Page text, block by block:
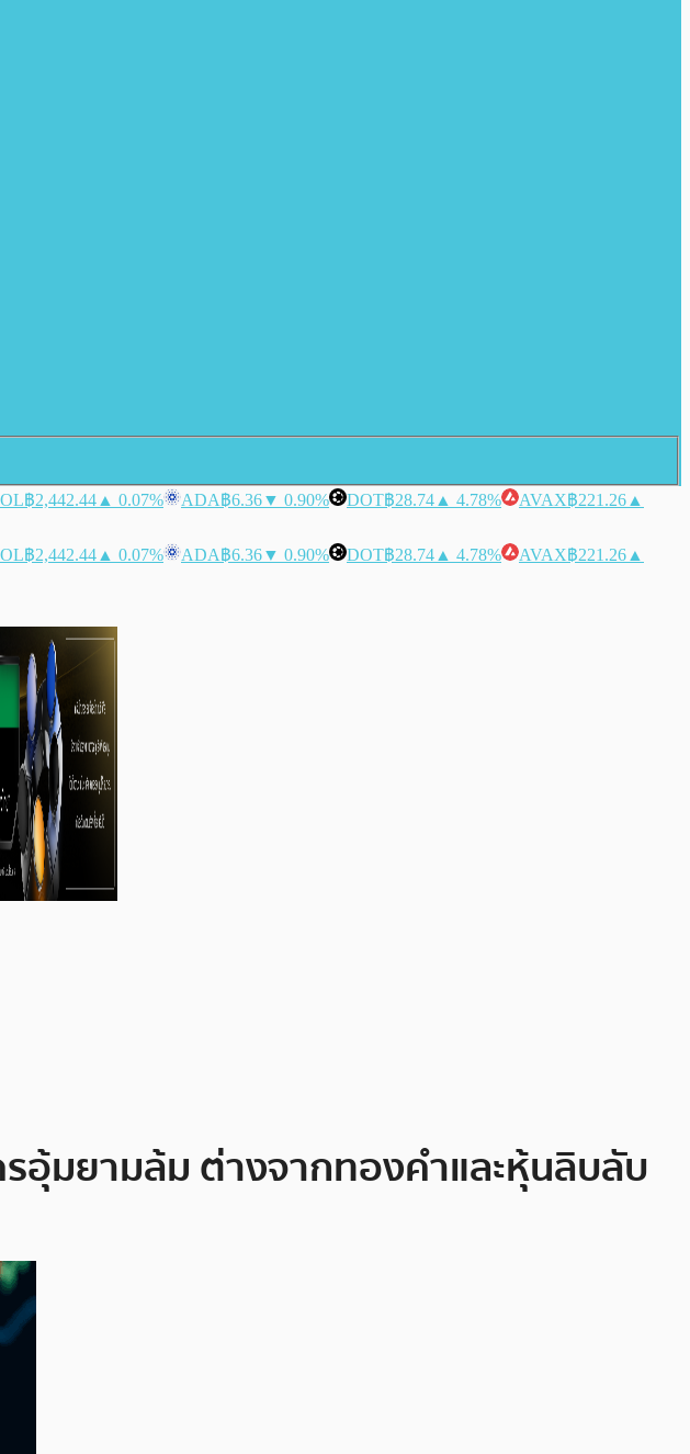
฿2,442.44 ▲ 0.07% ADA฿6.36▼ 0.90% DOT฿28.74 ▲ 4.78% AVAX฿221.26 ▲
฿2,442.44 ▲ 0.07% ADA฿6.36▼ 0.90% DOT฿28.74 ▲ 4.78% AVAX฿221.26 ▲
รอุ้มยามล้ม ต่างจากทองคำและหุ้นลิบลับ